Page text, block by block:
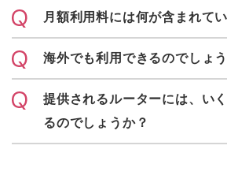
月額利用料には何が含まれて
海外でも利用できるのでしょ
提供されるルーターには、い
るのでしょうか？